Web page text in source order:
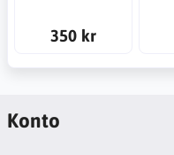
350 kr
Konto